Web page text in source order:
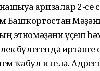
ғаризалар 2-се
Башҡортостан
этномәҙәни үҫеш
бүлегендә иртәнге
ҡабул ителә.